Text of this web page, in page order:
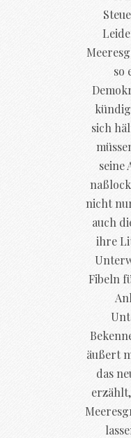
so
sich
seine
nicht
auch
ihre
Fibeln
äußert
das